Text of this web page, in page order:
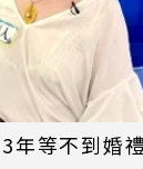
年等不到婚